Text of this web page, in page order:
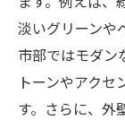
淡いグリーンや
市部ではモダン
トーンやアク
す。さらに、外